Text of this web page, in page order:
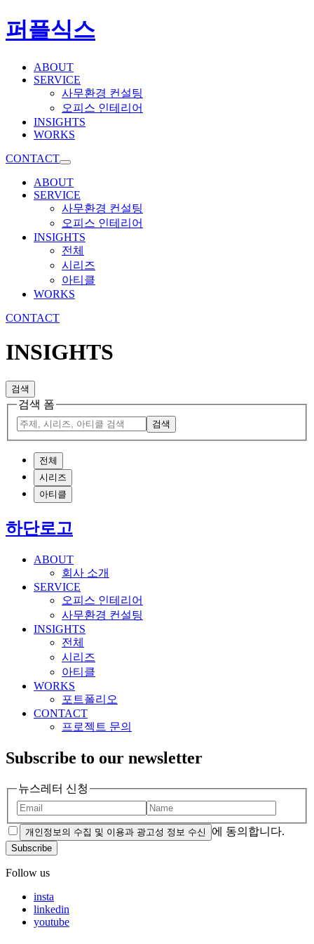
퍼플식스
ABOUT
SERVICE
사무환경 컨설팅
오피스 인테리어
INSIGHTS
WORKS
CONTACT
ABOUT
SERVICE
사무환경 컨설팅
오피스 인테리어
INSIGHTS
전체
시리즈
아티클
WORKS
CONTACT
INSIGHTS
검색
검색 폼
검색
전체
시리즈
아티클
하단로고
ABOUT
회사 소개
SERVICE
오피스 인테리어
사무환경 컨설팅
INSIGHTS
전체
시리즈
아티클
WORKS
포트폴리오
CONTACT
프로젝트 문의
Subscribe to our newsletter
뉴스레터 신청
개인정보의 수집 및 이용과 광고성 정보 수신 에 동의합니다.
Subscribe
Follow us
insta
linkedin
youtube